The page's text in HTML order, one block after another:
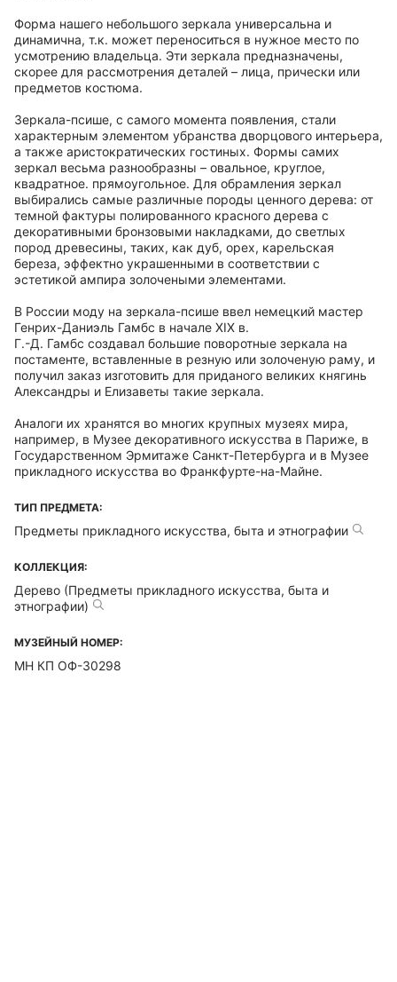
Форма нашего небольшого зеркала универсальна и
динамична, т.к. может переноситься в нужное место по
усмотрению владельца. Эти зеркала предназначены,
скорее для рассмотрения деталей – лица, прически или
предметов костюма.
Зеркала-псише, с самого момента появления, стали
характерным элементом убранства дворцового интерьера,
а также аристократических гостиных. Формы самих
зеркал весьма разнообразны – овальное, круглое,
квадратное. прямоугольное. Для обрамления зеркал
выбирались самые различные породы ценного дерева: от
темной фактуры полированного красного дерева с
декоративными бронзовыми накладками, до светлых
пород древесины, таких, как дуб, орех, карельская
береза, эффектно украшенными в соответствии с
эстетикой ампира золочеными элементами.
В России моду на зеркала-псише ввел немецкий мастер
Генрих-Даниэль Гамбс в начале XIX в.
Г.-Д. Гамбс создавал большие поворотные зеркала на
постаменте, вставленные в резную или золоченую раму, и
получил заказ изготовить для приданого великих княгинь
Александры и Елизаветы такие зеркала.
Аналоги их хранятся во многих крупных музеях мира,
например, в Музее декоративного искусства в Париже, в
Государственном Эрмитаже Санкт-Петербурга и в Музее
прикладного искусства во Франкфурте-на-Майне.
ТИП ПРЕДМЕТА:
Предметы прикладного искусства, быта и этнографии
КОЛЛЕКЦИЯ:
Дерево (Предметы прикладного искусства, быта и
этнографии)
МУЗЕЙНЫЙ НОМЕР:
МН КП ОФ-30298